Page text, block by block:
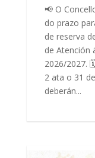
📢 O
do prazo
de reserva
de Atención
2026/2027.
2 ata o 31
deberán...